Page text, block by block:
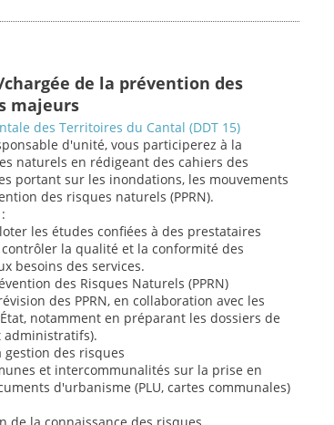
de la prévention des
majeurs
des Territoires du Cantal (DDT 15)
d'unité, vous participerez à la
naturels en rédigeant des cahiers des
portant sur les inondations, les mouvements
des risques naturels (PPRN).
les études confiées à des prestataires
la qualité et la conformité des
besoins des services.
des Risques Naturels (PPRN)
des PPRN, en collaboration avec les
notamment en préparant les dossiers de
administratifs).
gestion des risques
et intercommunalités sur la prise en
d'urbanisme (PLU, cartes communales)